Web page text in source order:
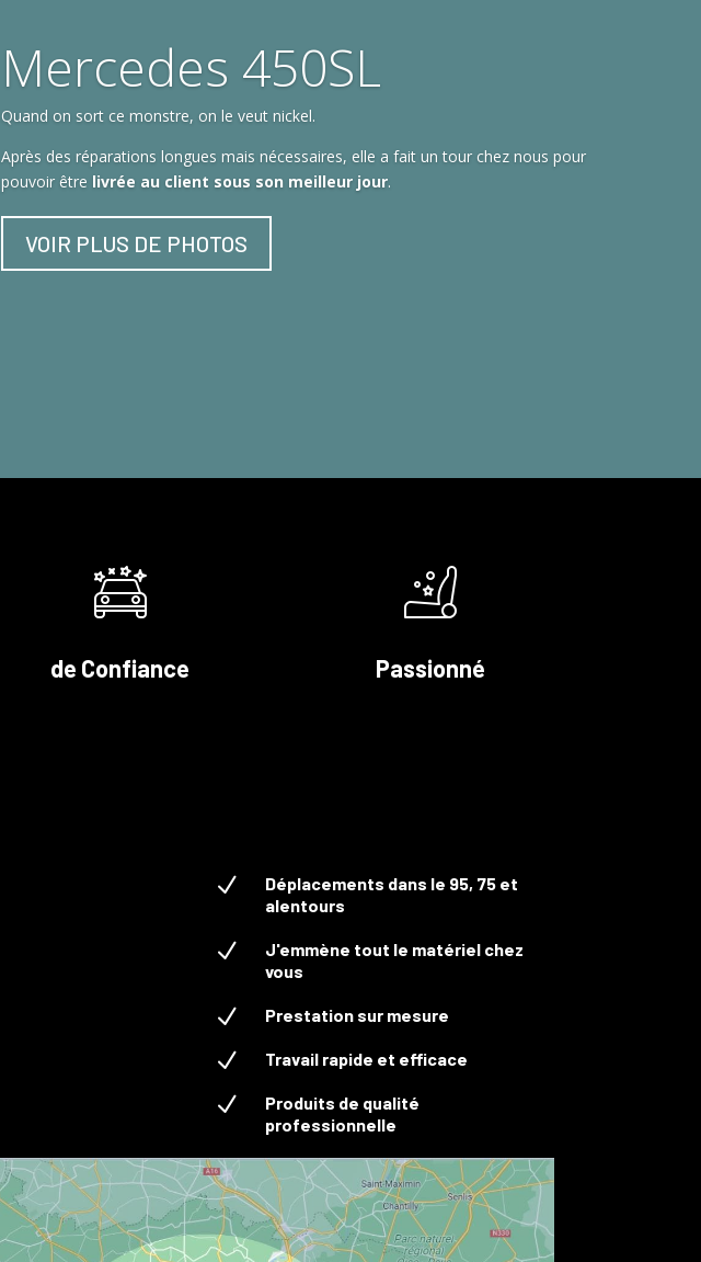
Mercedes 450SL
Quand on sort ce monstre, on le veut nickel.
Après des réparations longues mais nécessaires, elle a fait un tour chez nous pour
pouvoir être livrée au client sous son meilleur jour.
VOIR PLUS DE PHOTOS
de Confiance Passionné
N
Déplacements dans le 95, 75 et
alentours
N
J'emmène tout le matériel chez
vous
N Prestation sur mesure
N Travail rapide et efficace
N
Produits de qualité
professionnelle